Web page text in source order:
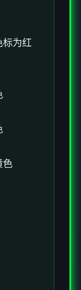
标为红
色